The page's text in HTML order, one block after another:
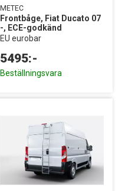
METEC
Frontbåge, Fiat Ducato 07
-, ECE-godkänd
EU eurobar
5495:-
Beställningsvara